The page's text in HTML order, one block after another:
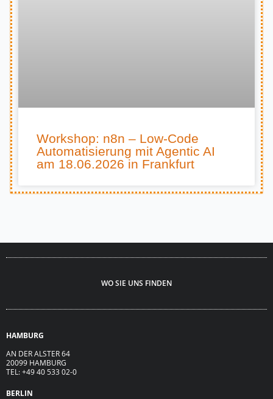
Workshop: n8n – Low-Code
Automatisierung mit Agentic AI
am 18.06.2026 in Frankfurt
WO SIE UNS FINDEN
HAMBURG
AN DER ALSTER 64
20099 HAMBURG
TEL: +49 40 533 02-0
BERLIN